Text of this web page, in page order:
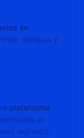
en
tiempos y
plataforma
enfocada en
logístico,